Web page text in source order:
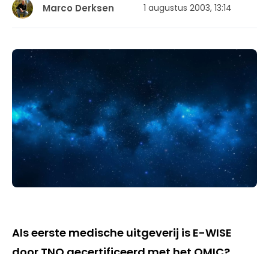
Marco Derksen 1 augustus 2003, 13:14
Als eerste medische uitgeverij is E-WISE